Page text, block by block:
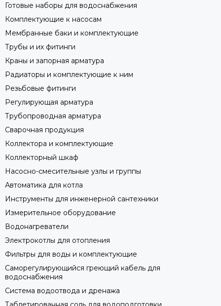
Готовые наборы для водоснабжения
Комплектующие к насосам
Мембранные баки и комплектующие
Трубы и их фитинги
Краны и запорная арматура
Радиаторы и комплектующие к ним
Резьбовые фитинги
Регулирующая арматура
Трубопроводная арматура
Сварочная продукция
Коллектора и комплектующие
Коллекторный шкаф
Насосно-смесительные узлы и группы
Автоматика для котла
Инструменты для инженерной сантехники
Измерительное оборудование
Водонагреватели
Электрокотлы для отопления
Фильтры для воды и комплектующие
Саморегулирующийся греющий кабель для
водоснабжения
Система водоотвода и дренажа